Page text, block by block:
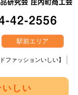
駅前エリア
ファッションいしい】
しい